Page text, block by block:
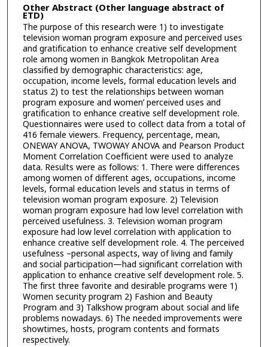
Other Abstract (Other language abstract of
ETD)
The purpose of this research were 1) to investigate
television woman program exposure and perceived uses
and gratification to enhance creative self development
role among women in Bangkok Metropolitan Area
classified by demographic characteristics: age,
occupation, income levels, formal education levels and
status 2) to test the relationships between woman
program exposure and women’ perceived uses and
gratification to enhance creative self development role.
Questionnaires were used to collect data from a total of
416 female viewers. Frequency, percentage, mean,
ONEWAY ANOVA, TWOWAY ANOVA and Pearson Product
Moment Correlation Coefficient were used to analyze
data. Results were as follows: 1. There were differences
among women of different ages, occupations, income
levels, formal education levels and status in terms of
television woman program exposure. 2) Television
woman program exposure had low level correlation with
perceived usefulness. 3. Television woman program
exposure had low level correlation with application to
enhance creative self development role. 4. The perceived
usefulness –personal aspects, way of living and family
and social participation—had significant correlation with
application to enhance creative self development role. 5.
The first three favorite and desirable programs were 1)
Women security program 2) Fashion and Beauty
Program and 3) Talkshow program about social and life
problems nowadays. 6) The needed improvements were
showtimes, hosts, program contents and formats
respectively.